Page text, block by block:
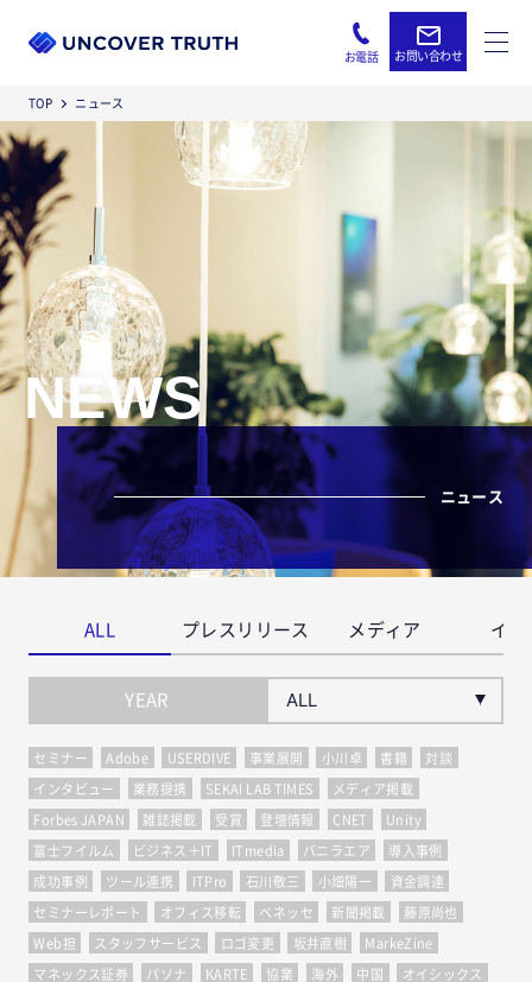
お問い合わせ
お電話
TOP ニュース
NEWS
ニュース
ALL プレスリリース メディア イベ
YEAR
セミナー Adobe USERDIVE 事業展開 小川卓 書籍 対談
インタビュー 業務提携 SEKAI LAB TIMES メディア掲載
Forbes JAPAN 雑誌掲載 受賞 登壇情報 CNET Unity
富士フイルム ビジネス＋IT ITmedia バニラエア 導入事例
成功事例 ツール連携 ITPro 石川敬三 小畑陽一 資金調達
セミナーレポート オフィス移転 ベネッセ 新聞掲載 藤原尚也
Web担 スタッフサービス ロゴ変更 坂井直樹 MarkeZine
マネックス証券 パソナ KARTE 協業 海外 中国 オイシックス